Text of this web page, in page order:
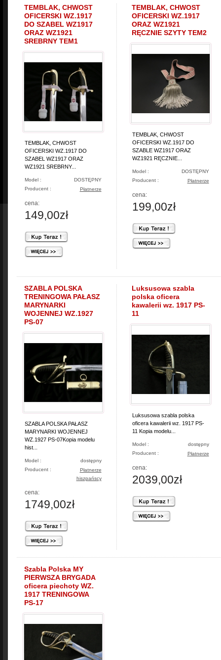
TEMBLAK, CHWOST
OFICERSKI WZ.1917
DO SZABEL WZ1917
ORAZ WZ1921
SREBRNY TEM1
TEMBLAK, CHWOST
OFICERSKI WZ.1917 DO
SZABEL WZ1917 ORAZ
WZ1921 SREBRNY...
Model :
DOSTĘPNY
Producent :
Płatnerze
cena:
149,00zł
TEMBLAK, CHWOST
OFICERSKI WZ.1917
ORAZ WZ1921
RĘCZNIE SZYTY TEM2
TEMBLAK, CHWOST
OFICERSKI WZ.1917 DO
SZABLE WZ1917 ORAZ
WZ1921 RĘCZNIE...
Model :
DOSTĘPNY
Producent :
Płatnerze
cena:
199,00zł
SZABLA POLSKA
TRENINGOWA PAŁASZ
MARYNARKI
WOJENNEJ WZ.1927
PS-07
SZABLA POLSKA PAŁASZ
MARYNARKI WOJENNEJ
WZ.1927 PS-07Kopia modelu
hist...
Model :
dostępny
Producent :
Płatnerze
hiszpańscy
cena:
1749,00zł
Luksusowa szabla
polska oficera
kawalerii wz. 1917 PS-
11
Luksusowa szabla polska
oficera kawalerii wz. 1917 PS-
11 Kopia modelu...
Model :
dostępny
Producent :
Płatnerze
cena:
2039,00zł
Szabla Polska MY
PIERWSZA BRYGADA
oficera piechoty WZ.
1917 TRENINGOWA
PS-17